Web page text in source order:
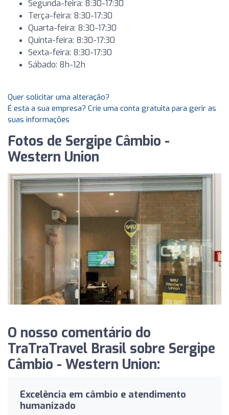
Segunda-feira: 8:30-17:30
Terça-feira: 8:30-17:30
Quarta-feira: 8:30-17:30
Quinta-feira: 8:30-17:30
Sexta-feira: 8:30-17:30
Sábado: 8h-12h
Quer solicitar uma alteração?
É esta a sua empresa? Crie uma conta gratuita para gerir as
suas informações
Fotos de Sergipe Câmbio -
Western Union
O nosso comentário do
TraTraTravel Brasil sobre Sergipe
Câmbio - Western Union:
Excelência em câmbio e atendimento
humanizado